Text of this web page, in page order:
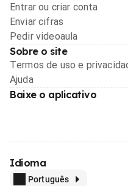
Entrar ou criar conta
Enviar cifras
Pedir videoaula
Sobre o site
Termos de uso e
Ajuda
Baixe o aplicativo
Idioma
Português